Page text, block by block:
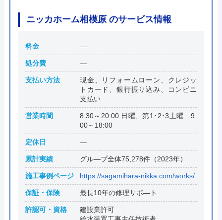
ニッカホーム相模原 のサービス情報
料金 ―
処分費 ―
支払い方法
現金、リフォームローン、クレジッ
トカード、銀行振り込み、コンビニ
支払い
営業時間
8:30～20:00 日曜、第1･2･3土曜 9:
00～18:00
定休日 ―
累計実績 グル―プ全体75,278件（2023年）
施工事例ページ https://sagamihara-nikka.com/works/
保証・保険 最長10年の修理サポ―ト
許認可・資格
建設業許可